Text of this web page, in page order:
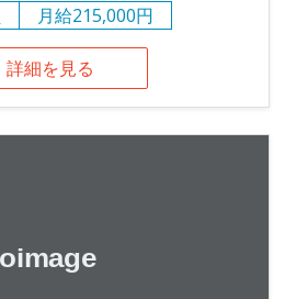
月給215,000円
詳細を見る